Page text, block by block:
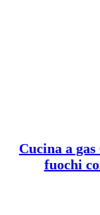
Cucina a
fuochi